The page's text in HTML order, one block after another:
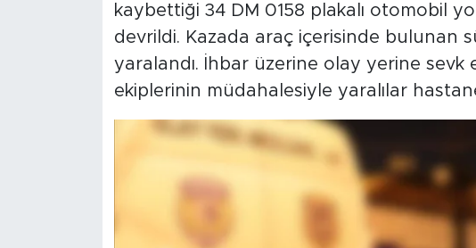
kaybettiği 34 DM 0158 plakalı otomobil
devrildi. Kazada araç içerisinde bulunan
yaralandı. İhbar üzerine olay yerine sevk
ekiplerinin müdahalesiyle yaralılar